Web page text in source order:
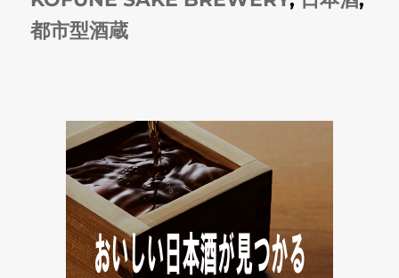
日:
都市型酒蔵